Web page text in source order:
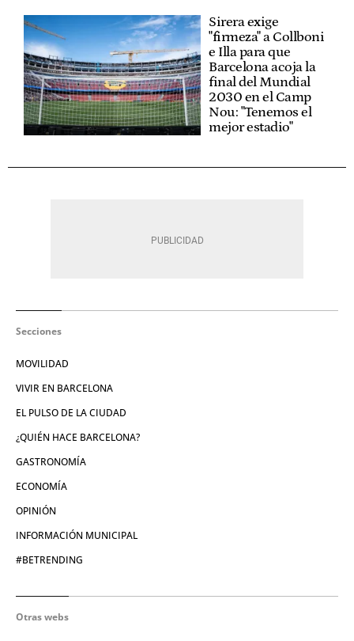
Sirera exige
"firmeza" a Collboni
e Illa para que
Barcelona acoja la
final del Mundial
2030 en el Camp
Nou: "Tenemos el
mejor estadio"
Secciones
MOVILIDAD
VIVIR EN BARCELONA
EL PULSO DE LA CIUDAD
¿QUIÉN HACE BARCELONA?
GASTRONOMÍA
ECONOMÍA
OPINIÓN
INFORMACIÓN MUNICIPAL
#BETRENDING
Otras webs